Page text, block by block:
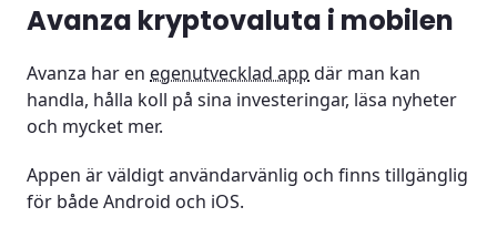
Avanza kryptovaluta i mobilen
Avanza har en egenutvecklad app där man kan
handla, hålla koll på sina investeringar, läsa nyheter
och mycket mer.
Appen är väldigt användarvänlig och finns tillgänglig
för både Android och iOS.